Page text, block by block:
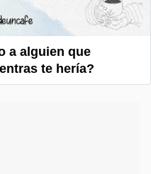
a alguien que
te hería?